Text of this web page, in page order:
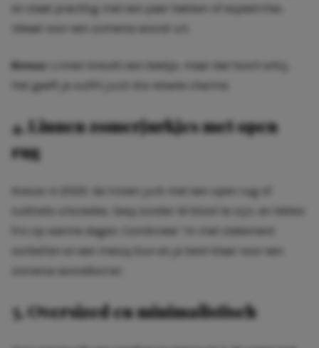
en staat prachtig met een paar hakken of espadrilles.
Ideaal voor een zomerse avond uit.
Bonus:
Linnen kreukt een beetje, maar dat hoort erbij.
Het geeft je outfit juist die relaxte charme.
4. Linnen zomerjurkjes met open
rug
Nieuw in 2025: de linnen jurk met een open rug of
fris op warme dagen. Combineer ‘m met statement
oorbellen en een messy bun en je bent klaar voor een
5. Oversized en minimalistisch